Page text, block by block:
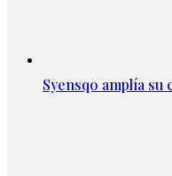
Syensqo amplía su